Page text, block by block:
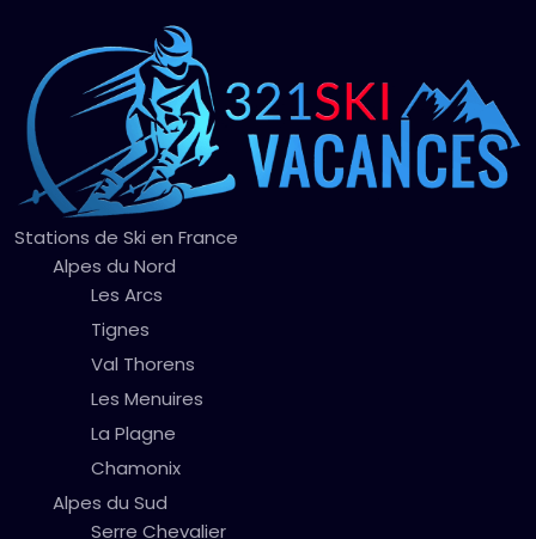
Stations de Ski en France
Alpes du Nord
Les Arcs
Tignes
Val Thorens
Les Menuires
La Plagne
Chamonix
Alpes du Sud
Serre Chevalier